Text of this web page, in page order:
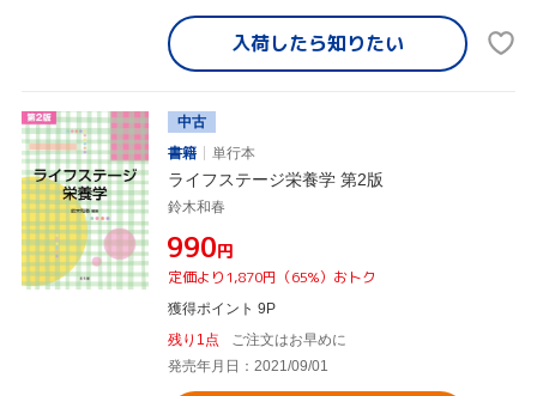
入荷したら知りたい
中古
書籍
単行本
ライフステージ栄養学 第2版
鈴木和春
¥990円
定価より1,870円（65%）おトク
獲得ポイント 9P
残り1点
ご注文はお早めに
発売年月日：2021/09/01